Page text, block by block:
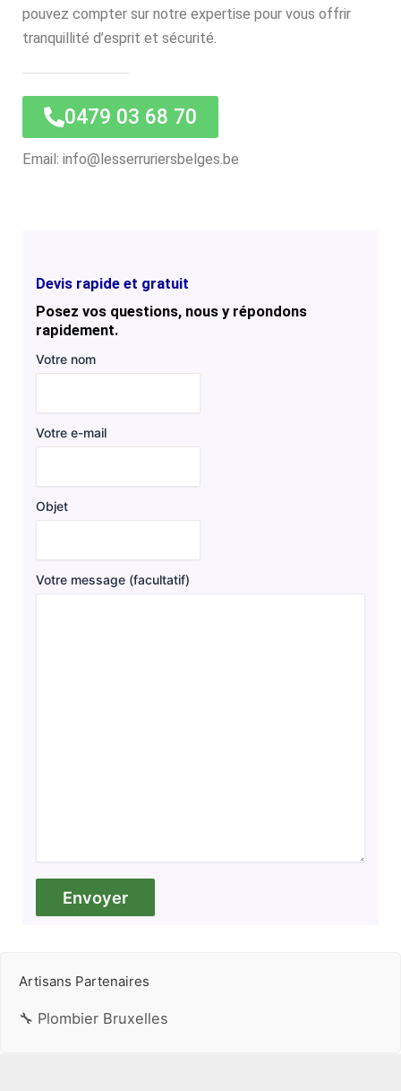
pouvez compter sur notre expertise pour vous offrir
tranquillité d’esprit et sécurité.
0479 03 68 70
Email: info@lesserruriersbelges.be
Devis rapide et gratuit
Posez vos questions, nous y répondons
rapidement.
Votre nom
Votre e-mail
Objet
Votre message (facultatif)
Artisans Partenaires
🔧 Plombier Bruxelles